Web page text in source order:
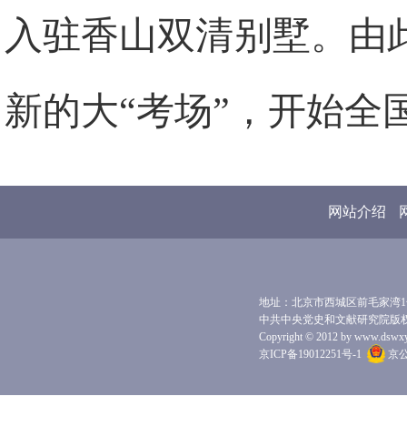
入驻香山双清别墅。
新的大“考场”，开始全
网站介绍
地址：北京市西城区前毛家湾
中共中央党史和文献研究院版
Copyright © 2012 by
京ICP备19012251号-1
京